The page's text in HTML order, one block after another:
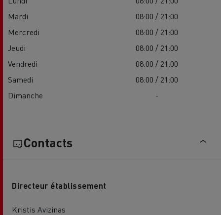
Mardi
08:00 / 21:00
Mercredi
08:00 / 21:00
Jeudi
08:00 / 21:00
Vendredi
08:00 / 21:00
Samedi
08:00 / 21:00
Dimanche
-
Contacts
Directeur établissement
Kristis Avizinas